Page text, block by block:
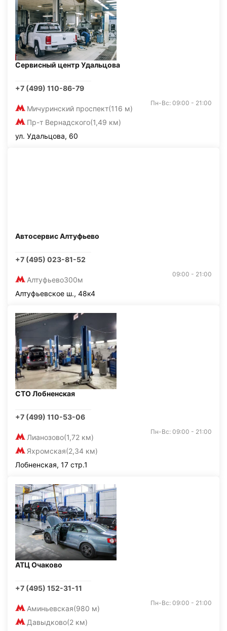
Сервисный центр Удальцова
+7 (499) 110-86-79
Мичуринский проспект(116 м)
Пр-т Вернадского(1,49 км)
Пн-Вс: 09:00 - 21:00
ул. Удальцова, 60
Автосервис Алтуфьево
+7 (495) 023-81-52
Алтуфьево300м
09:00 - 21:00
Алтуфьевское ш., 48к4
СТО Лобненская
+7 (499) 110-53-06
Лианозово(1,72 км)
Яхромская(2,34 км)
Пн-Вс: 09:00 - 21:00
Лобненская, 17 стр.1
АТЦ Очаково
+7 (495) 152-31-11
Аминьевская(980 м)
Давыдково(2 км)
Пн-Вс: 09:00 - 21:00